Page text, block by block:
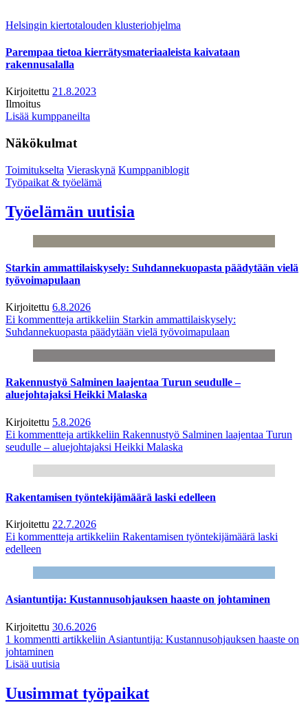
Helsingin kiertotalouden klusteriohjelma
Parempaa tietoa kierrätysmateriaaleista kaivataan
rakennusalalla
Kirjoitettu 21.8.2023
Ilmoitus
Lisää kumppaneilta
Näkökulmat
Toimitukselta Vieraskynä Kumppaniblogit
Työpaikat & työelämä
Työelämän uutisia
Starkin ammattilaiskysely: Suhdannekuopasta päädytään vielä
työvoimapulaan
Kirjoitettu 6.8.2026
Ei kommentteja artikkeliin Starkin ammattilaiskysely:
Suhdannekuopasta päädytään vielä työvoimapulaan
Rakennustyö Salminen laajentaa Turun seudulle –
aluejohtajaksi Heikki Malaska
Kirjoitettu 5.8.2026
Ei kommentteja artikkeliin Rakennustyö Salminen laajentaa Turun
seudulle – aluejohtajaksi Heikki Malaska
Rakentamisen työntekijämäärä laski edelleen
Kirjoitettu 22.7.2026
Ei kommentteja artikkeliin Rakentamisen työntekijämäärä laski
edelleen
Asiantuntija: Kustannusohjauksen haaste on johtaminen
Kirjoitettu 30.6.2026
1 kommentti artikkeliin Asiantuntija: Kustannusohjauksen haaste on
johtaminen
Lisää uutisia
Uusimmat työpaikat